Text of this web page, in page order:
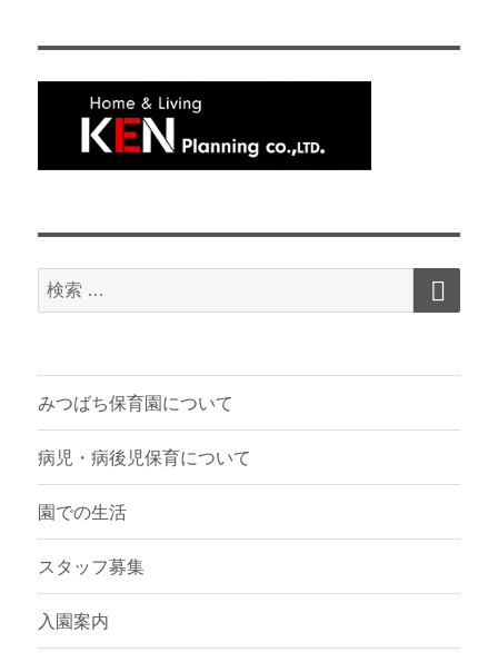
検
索
象:
検
みつばち保育園について
病児・病後児保育について
園での生活
スタッフ募集
入園案内